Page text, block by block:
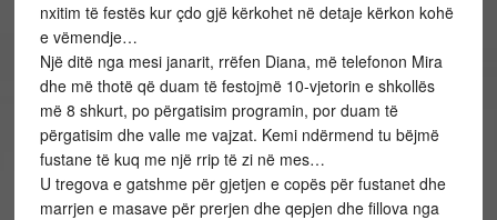
nxitim të festës kur çdo gjë kërkohet në detaje kërkon kohë
e vëmendje…
Një ditë nga mesi janarit, rrëfen Diana, më telefonon Mira
dhe më thotë që duam të festojmë 10-vjetorin e shkollës
më 8 shkurt, po përgatisim programin, por duam të
përgatisim dhe valle me vajzat. Kemi ndërmend tu bëjmë
fustane të kuq me një rrip të zi në mes…
U tregova e gatshme për gjetjen e copës për fustanet dhe
marrjen e masave për prerjen dhe qepjen dhe fillova nga